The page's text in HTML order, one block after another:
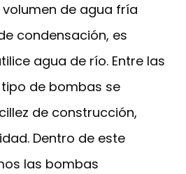
de agua fría
condensación, es
agua de río. Entre las
de bombas se
de construcción,
Dentro de este
las bombas